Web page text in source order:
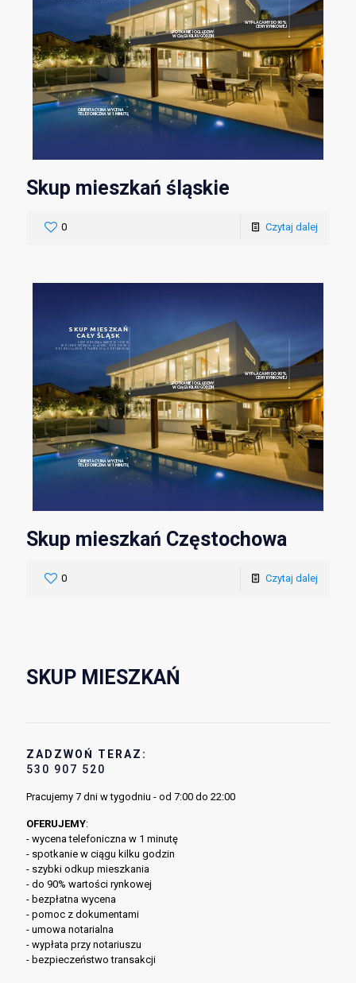
ORIENTACYJNA WYCENA
TELEFONICZNA W 1 MINUTĘ
SPOTKANIE I OGLĘDZNY
W CIĄGU KILKU GODZIN
WYPŁACAMY DO 90%
CENY RYNKOWEJ
Skup mieszkań śląskie
0 Czytaj dalej
SKUP MIESZKAŃ
CAŁY ŚLĄSK
SKUP MIESZKAŃ NAWET W 3 DNI W
WOJEWÓDZTWACH: ŚLĄSKIM, OPOLSKIM I
DOLNOŚLĄSKIM, Z PŁATNOŚCIĄ U NOTARIUSZA
ORIENTACYJNA WYCENA
TELEFONICZNA W 1 MINUTĘ
SPOTKANIE I OGLĘDZNY
W CIĄGU KILKU GODZIN
WYPŁACAMY DO 90%
CENY RYNKOWEJ
Skup mieszkań Częstochowa
0 Czytaj dalej
SKUP MIESZKAŃ
ZADZWOŃ TERAZ:
530 907 520
Pracujemy 7 dni w tygodniu - od 7:00 do 22:00
OFERUJEMY:
- wycena telefoniczna w 1 minutę
- spotkanie w ciągu kilku godzin
- szybki odkup mieszkania
- do 90% wartości rynkowej
- bezpłatna wycena
- pomoc z dokumentami
- umowa notarialna
- wypłata przy notariuszu
- bezpieczeństwo transakcji